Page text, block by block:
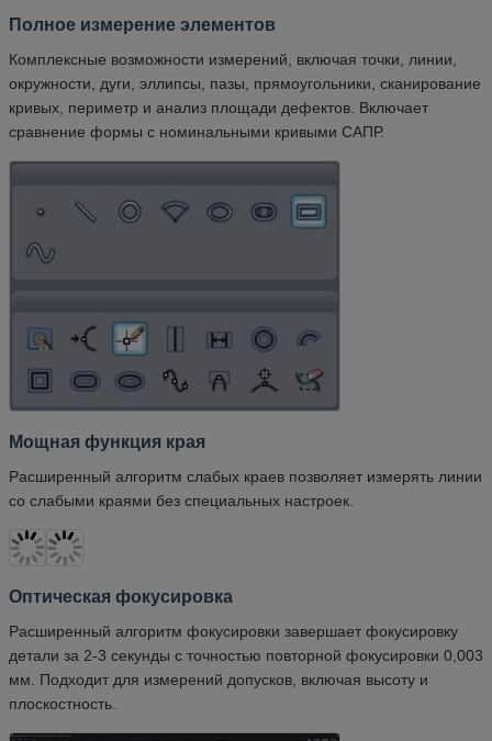
Полное измерение элементов
Комплексные возможности измерений, включая точки, линии,
окружности, дуги, эллипсы, пазы, прямоугольники, сканирование
кривых, периметр и анализ площади дефектов. Включает
сравнение формы с номинальными кривыми САПР.
Мощная функция края
Расширенный алгоритм слабых краев позволяет измерять линии
со слабыми краями без специальных настроек.
Оптическая фокусировка
Расширенный алгоритм фокусировки завершает фокусировку
детали за 2-3 секунды с точностью повторной фокусировки 0,003
мм. Подходит для измерений допусков, включая высоту и
плоскостность.